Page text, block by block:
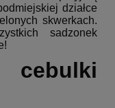
działce
skwerkach.
sadzonek
cebulki